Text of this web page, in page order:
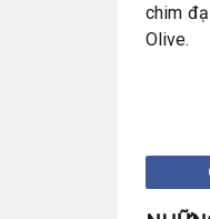
chim
Olive.